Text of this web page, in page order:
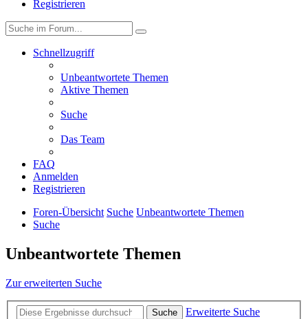
Registrieren
Schnellzugriff
Unbeantwortete Themen
Aktive Themen
Suche
Das Team
FAQ
Anmelden
Registrieren
Foren-Übersicht Suche Unbeantwortete Themen
Suche
Unbeantwortete Themen
Zur erweiterten Suche
Suche
Erweiterte Suche